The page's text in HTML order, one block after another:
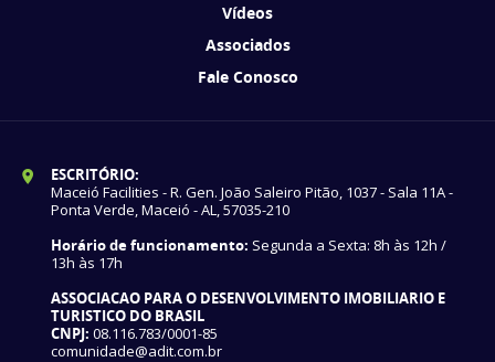
Vídeos
Associados
Fale Conosco
ESCRITÓRIO:
Maceió Facilities - R. Gen. João Saleiro Pitão, 1037 - Sala 11A -
Ponta Verde, Maceió - AL, 57035-210
Horário de funcionamento: Segunda a Sexta: 8h às 12h /
13h às 17h
ASSOCIACAO PARA O DESENVOLVIMENTO IMOBILIARIO E
TURISTICO DO BRASIL
CNPJ: 08.116.783/0001-85
comunidade@adit.com.br